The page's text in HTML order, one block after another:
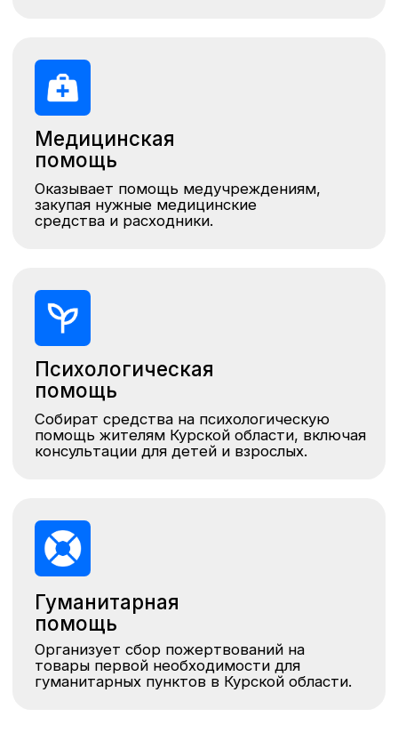
помощь жителям Курской области, включая
консультации для детей и взрослых.
Гуманитарная
помощь
Организует сбор пожертвований на
товары первой необходимости для